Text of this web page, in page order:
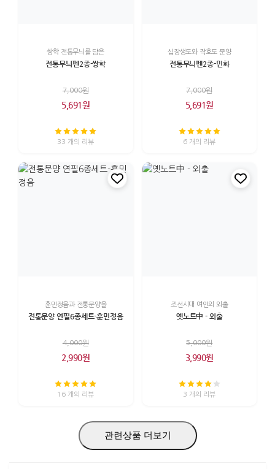
쌍학 전통무늬를 담은
전통무늬펜2종-쌍학
7,000원
5,691원
33 개의 리뷰
십장생도와 작호도 문양
전통무늬펜2종-민화
7,000원
5,691원
6 개의 리뷰
훈민정음과 전통문양을
전통문양 연필6종세트-훈민정음
4,000원
2,990원
16 개의 리뷰
조선시대 여인의 외출
옛노트中 - 외출
5,000원
3,990원
3 개의 리뷰
관련상품 더보기